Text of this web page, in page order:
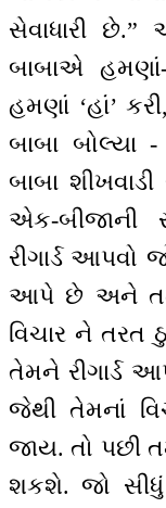
સેવાધારી
બાબાએ
હમણાં ‘હાં’
બાબા બોલ્યા
બાબા
એક-બીજાની
રીગાર્ડ
આપે છે અને
વિચાર ને તરત
તેમને રીગાર્ડ
જેથી તેમનાં
જાય. તો પછી
શકશે. જો